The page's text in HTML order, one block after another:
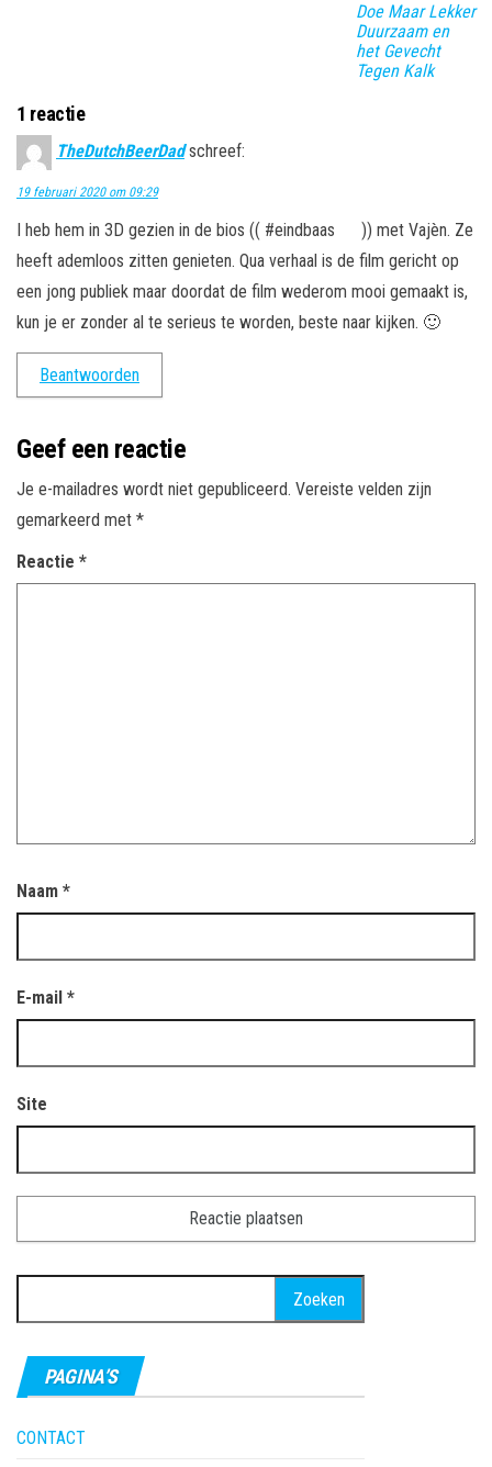
Doe Maar Lekker
Duurzaam en
het Gevecht
Tegen Kalk
1 reactie
TheDutchBeerDad schreef:
19 februari 2020 om 09:29
I heb hem in 3D gezien in de bios (( #eindbaas )) met Vajèn. Ze
heeft ademloos zitten genieten. Qua verhaal is de film gericht op
een jong publiek maar doordat de film wederom mooi gemaakt is,
kun je er zonder al te serieus te worden, beste naar kijken. 🙂
Beantwoorden
Geef een reactie
Je e-mailadres wordt niet gepubliceerd. Vereiste velden zijn
gemarkeerd met *
Reactie *
Naam *
E-mail *
Site
naar:
PAGINA’S
CONTACT